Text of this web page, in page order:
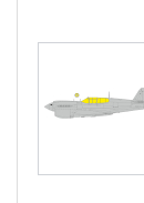
Eduard Express